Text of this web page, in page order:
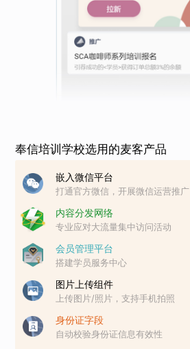
奉信培训学校选用的麦客产品
嵌入微信平台
打通官方微信，开展微信运营推广
内容分发网络
专业应对大流量集中访问活动
会员管理平台
搭建学员服务中心
图片上传组件
上传图片/照片，支持手机拍照
身份证字段
自动校验身份证信息有效性